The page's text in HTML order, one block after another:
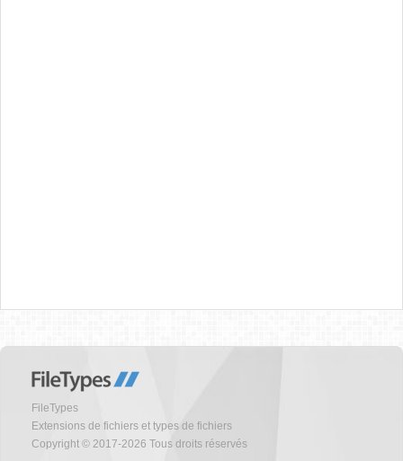
FileTypes
Extensions de fichiers et types de fichiers
Copyright © 2017-2026 Tous droits réservés